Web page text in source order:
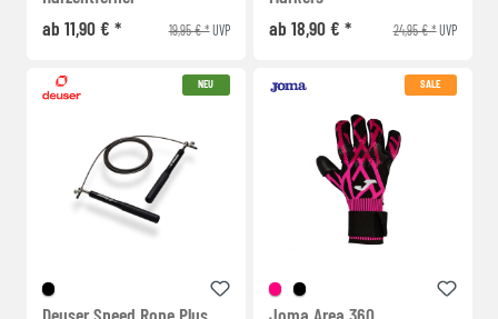
ab 11,90 € *
19,95 € *UVP
ab 18,90 € *
24,95 € *UVP
NEU SALE